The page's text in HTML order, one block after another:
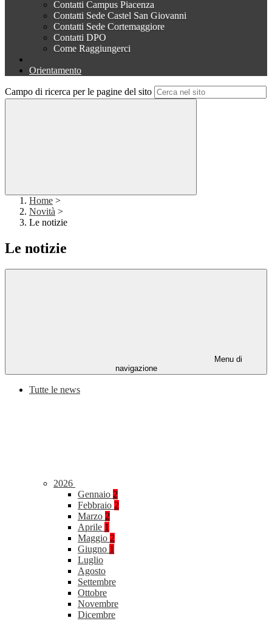
Contatti Campus Piacenza
Contatti Sede Castel San Giovanni
Contatti Sede Cortemaggiore
Contatti DPO
Come Raggiungerci
Orientamento
Campo di ricerca per le pagine del sito
Home >
Novità >
Le notizie
Le notizie
Menu di
navigazione
Tutte le news
2026
Gennaio 2
Febbraio 2
Marzo 2
Aprile 1
Maggio 2
Giugno 1
Luglio
Agosto
Settembre
Ottobre
Novembre
Dicembre